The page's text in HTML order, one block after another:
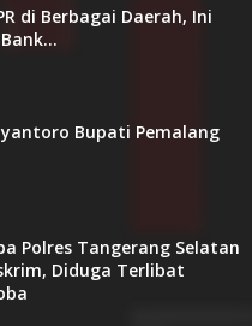
di Berbagai Daerah, Ini
Bupati Pemalang
Polres Tangerang Selatan
Diduga Terlibat